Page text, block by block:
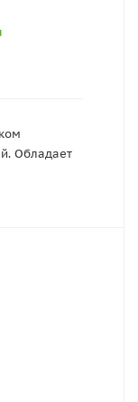
Обладает